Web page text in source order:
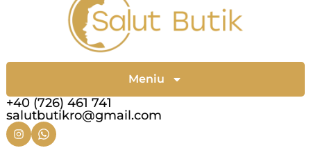
+40 (726) 461 741
salutbutikro@gmail.com
Meniu